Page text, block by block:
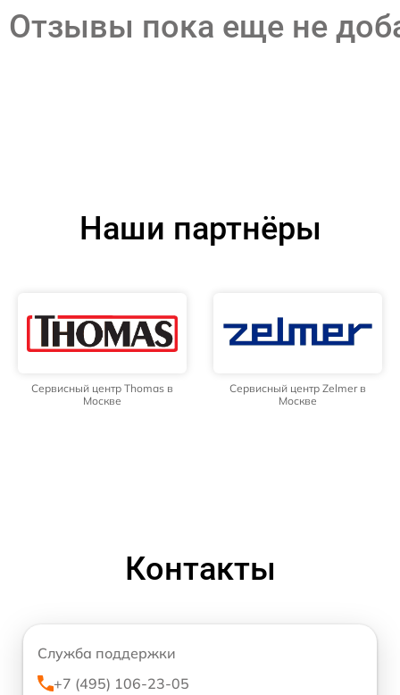
Отзывы пока еще не
Наши партнёры
Сервисный центр Thomas в
Москве
Сервисный центр Zelmer в
Москве
Контакты
Служба поддержки
+7 (495) 106-23-05